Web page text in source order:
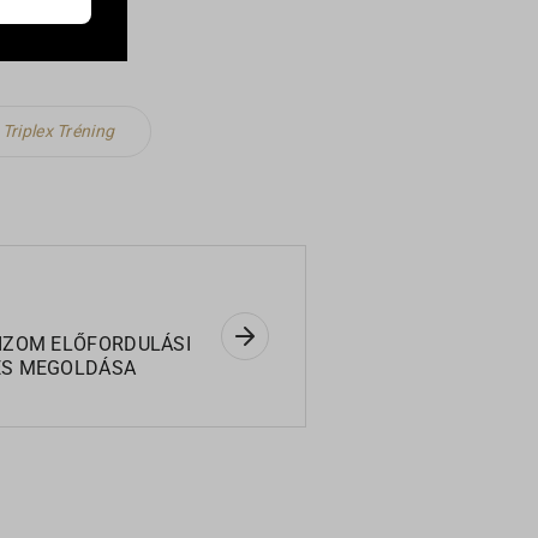
Triplex Tréning
ELŐFORDULÁSI
MEGOLDÁSA